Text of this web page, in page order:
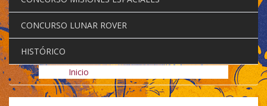
CONCURSO LUNAR ROVER
HISTÓRICO
Inicio